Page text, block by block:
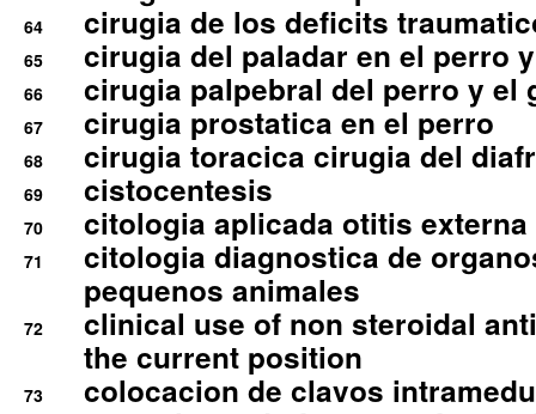
64 cirugia de los deficits
65 cirugia del paladar en el perro
66 cirugia palpebral del perro y el
67 cirugia prostatica en el perro
68 cirugia toracica cirugia del
69 cistocentesis
70 citologia aplicada otitis externa
71
citologia diagnostica de
pequenos animales
72
clinical use of non steroidal
the current position
73
colocacion de clavos